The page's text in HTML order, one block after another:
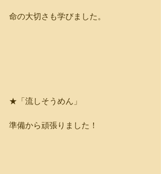
命の大切さも学びました。
★「流しそうめん」
準備から頑張りました！